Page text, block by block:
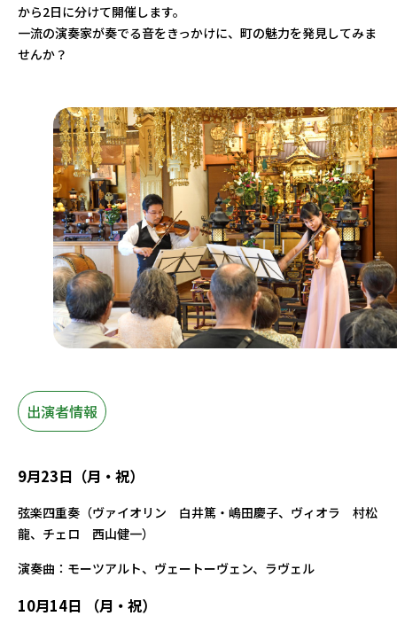
から2日に分けて開催します。
一流の演奏家が奏でる音をきっかけに、町の魅力を発見してみま
せんか？
出演者情報
9月23日（月・祝）
弦楽四重奏（ヴァイオリン 白井篤・嶋田慶子、ヴィオラ 村松
龍、チェロ 西山健一）
演奏曲：モーツアルト、ヴェートーヴェン、ラヴェル
10月14日 （月・祝）